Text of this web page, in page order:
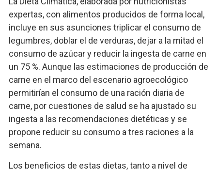
expertas, con alimentos producidos de forma local,
incluye en sus asunciones triplicar el consumo de
legumbres, doblar el de verduras, dejar a la mitad el
consumo de azúcar y reducir la ingesta de carne en
un 75 %. Aunque las estimaciones de producción de
carne en el marco del escenario agroecológico
permitirían el consumo de una ración diaria de
carne, por cuestiones de salud se ha ajustado su
ingesta a las recomendaciones dietéticas y se
propone reducir su consumo a tres raciones a la
semana.
Los beneficios de estas dietas, tanto a nivel de